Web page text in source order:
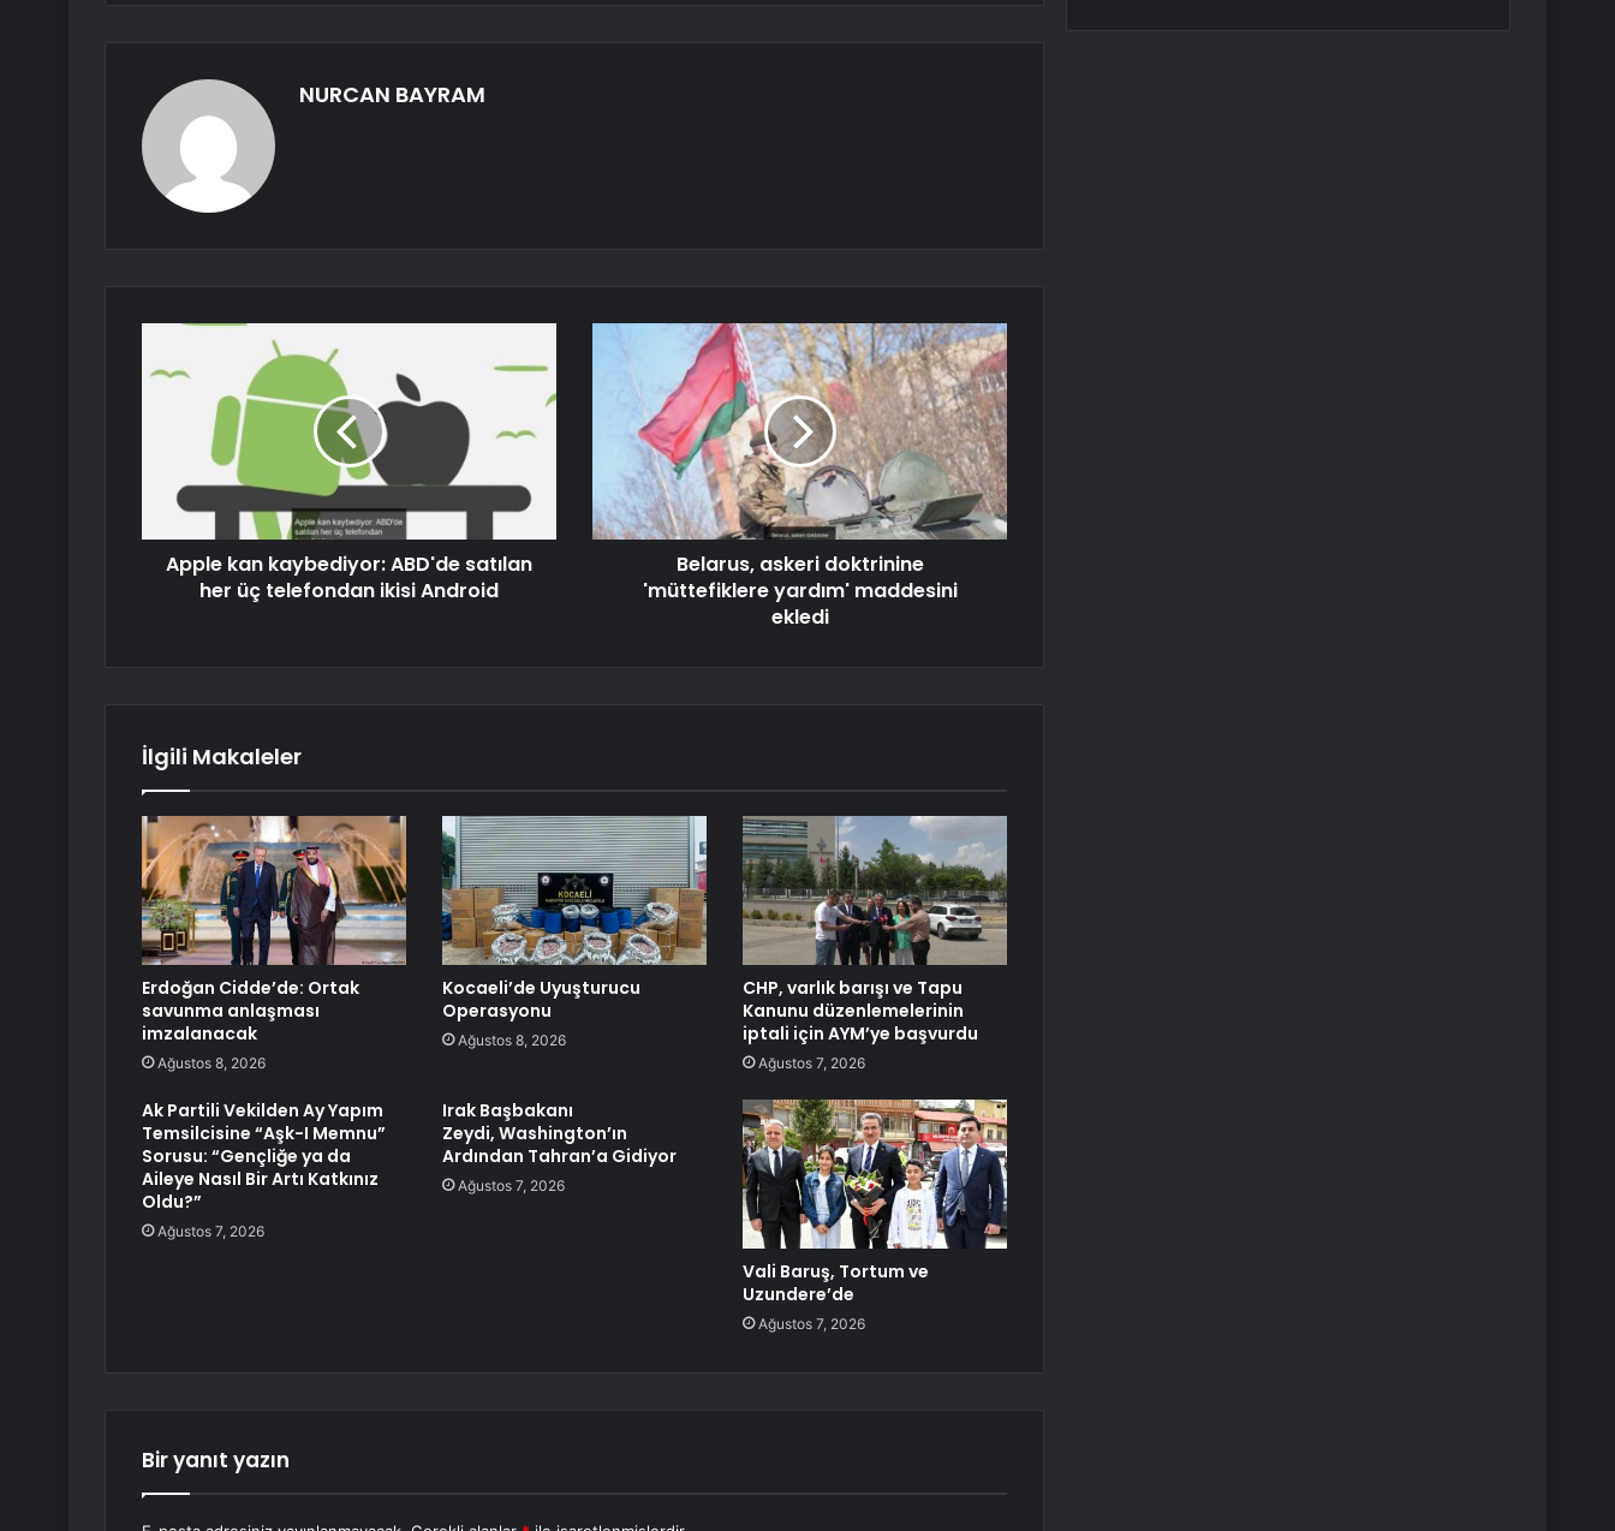
NURCAN BAYRAM
Apple kan kaybediyor: ABD'de satılan
her üç telefondan ikisi Android
Belarus, askeri doktrinine
'müttefiklere yardım' maddesini
ekledi
İlgili Makaleler
Erdoğan Cidde’de: Ortak
savunma anlaşması
imzalanacak
Ağustos 8, 2026
Kocaeli’de Uyuşturucu
Operasyonu
Ağustos 8, 2026
CHP, varlık barışı ve Tapu
Kanunu düzenlemelerinin
iptali için AYM’ye başvurdu
Ağustos 7, 2026
Ak Partili Vekilden Ay Yapım
Temsilcisine “Aşk-I Memnu”
Sorusu: “Gençliğe ya da
Aileye Nasıl Bir Artı Katkınız
Oldu?”
Ağustos 7, 2026
Irak Başbakanı
Zeydi, Washington’ın
Ardından Tahran’a Gidiyor
Ağustos 7, 2026
Vali Baruş, Tortum ve
Uzundere’de
Ağustos 7, 2026
Bir yanıt yazın